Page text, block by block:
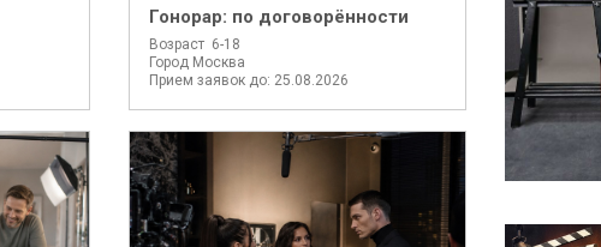
Гонорар: по договорённости
Возраст 6-18
Город Москва
Прием заявок до: 25.08.2026